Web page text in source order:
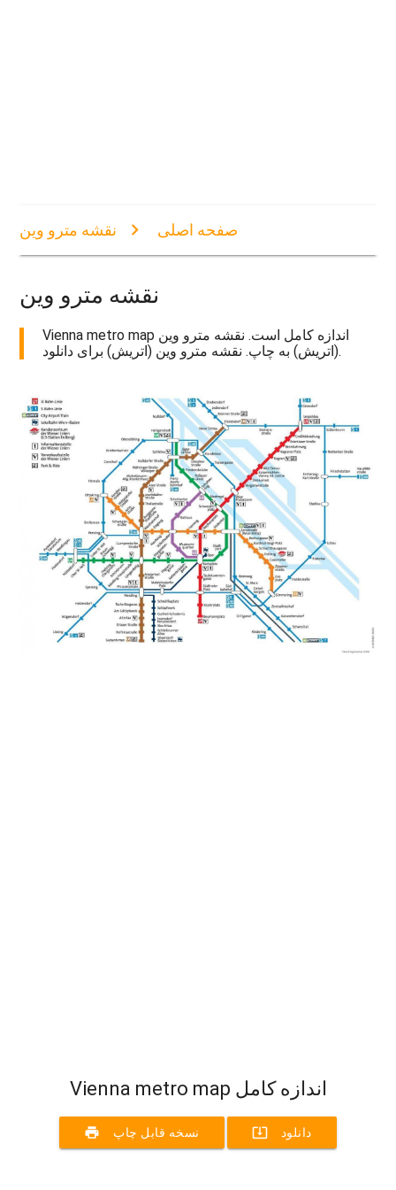
صفحه اصلی نقشه مترو وین
نقشه مترو وین
Vienna metro map اندازه کامل است. نقشه مترو وین
(اتریش) به چاپ. نقشه مترو وین (اتریش) برای دانلود.
Vienna metro map اندازه کامل
print نسخه قابل چاپ system_update_alt دانلود